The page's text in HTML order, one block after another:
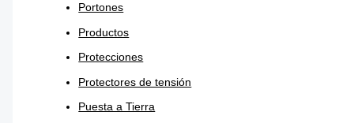
Portones
Productos
Protecciones
Protectores de tensión
Puesta a Tierra